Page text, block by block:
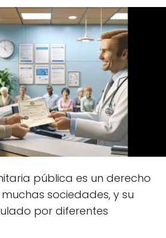
pública es un derecho
sociedades, y su
por diferentes